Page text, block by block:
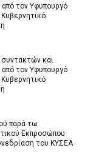
τον Υφυπουργό
και
τον Υφυπουργό
παρά τω
Εκπροσώπου
του ΚΥΣΕΑ